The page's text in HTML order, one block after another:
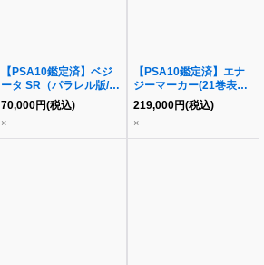
【PSA10鑑定済】ベジ
ータ SR（パラレル版/金
文字）《-》{FB01-096}
70,000円(税込)
×
【PSA10鑑定済】エナ
ジーマーカー(21巻表紙/
金)《-》{E-56}
219,000円(税込)
×